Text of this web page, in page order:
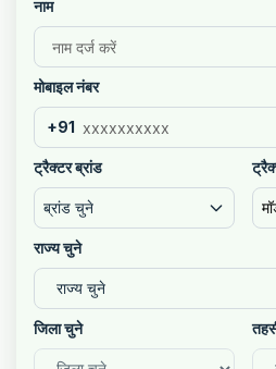
नाम
मोबाइल नंबर
+91
ट्रैक्टर ब्रांड
ब्रांड चुने
राज्य चुने
जिला चुने